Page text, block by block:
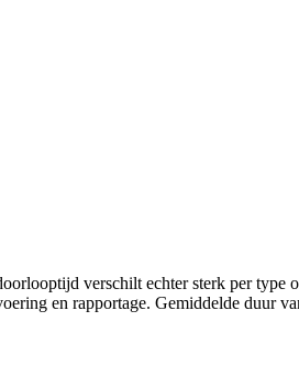
verschilt echter sterk per
en rapportage. Gemiddelde duur